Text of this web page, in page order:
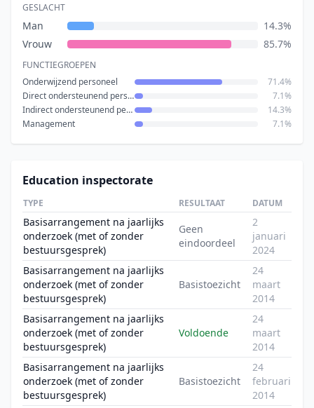
GESLACHT
Man
14.3%
Vrouw
85.7%
FUNCTIEGROEPEN
Onderwijzend personeel
71.4%
Direct ondersteunend personeel
7.1%
Indirect ondersteunend personeel
14.3%
Management
7.1%
Education inspectorate
TYPE RESULTAAT DATUM
Basisarrangement na jaarlijks
onderzoek (met of zonder
bestuursgesprek)
Geen
eindoordeel
2
januari
2024
Basisarrangement na jaarlijks
onderzoek (met of zonder
bestuursgesprek)
Basistoezicht
24
maart
2014
Basisarrangement na jaarlijks
onderzoek (met of zonder
bestuursgesprek)
Voldoende
24
maart
2014
Basisarrangement na jaarlijks
onderzoek (met of zonder
bestuursgesprek)
Basistoezicht
24
februari
2014